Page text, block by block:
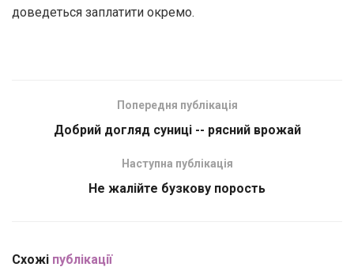
доведеться заплатити окремо.
Попередня публікація
Добрий догляд суниці -- рясний врожай
Наступна публікація
Не жалійте бузкову порость
Схожі публікації